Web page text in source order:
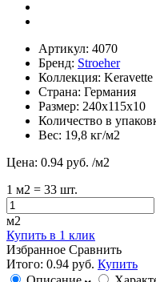
Артикул: 4070
Бренд: Stroeher
Коллекция:
Страна: Германия
Размер: 240х115х10
Количество в
Вес: 19,8 кг/м2
Цена: 0.94 руб. /м2
1 м2 = 33 шт.
м2
Купить в 1 клик
Избранное Сравнить
Итого: 0.94 руб. Купить